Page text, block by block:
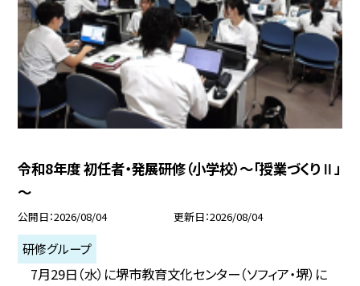
令和8年度 初任者・発展研修（小学校）～「授業づくりⅡ」
～
公開日 2026/08/04 更新日 2026/08/04
研修グループ
7月29日（水）に堺市教育文化センター（ソフィア・堺）に